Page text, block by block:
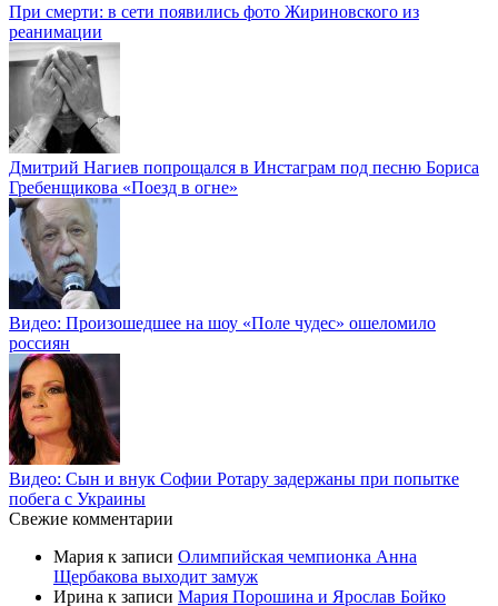
При смерти: в сети появились фото Жириновского из
реанимации
Дмитрий Нагиев попрощался в Инстаграм под песню Бориса
Гребенщикова «Поезд в огне»
Видео: Произошедшее на шоу «Поле чудес» ошеломило
россиян
Видео: Сын и внук Софии Ротару задержаны при попытке
побега с Украины
Свежие комментарии
Мария к записи Олимпийская чемпионка Анна
Щербакова выходит замуж
Ирина к записи Мария Порошина и Ярослав Бойко